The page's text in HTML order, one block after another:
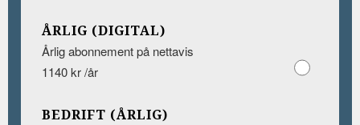
ÅRLIG (DIGITAL)
Årlig abonnement på nettavis
1140 kr /år
BEDRIFT (ÅRLIG)